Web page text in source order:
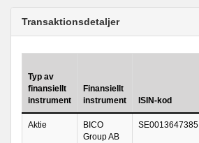
Transaktionsdetaljer
Typ av
finansiellt
instrument
Finansiellt
instrument
ISIN-kod
Aktie
BICO
Group AB
SE0013647385